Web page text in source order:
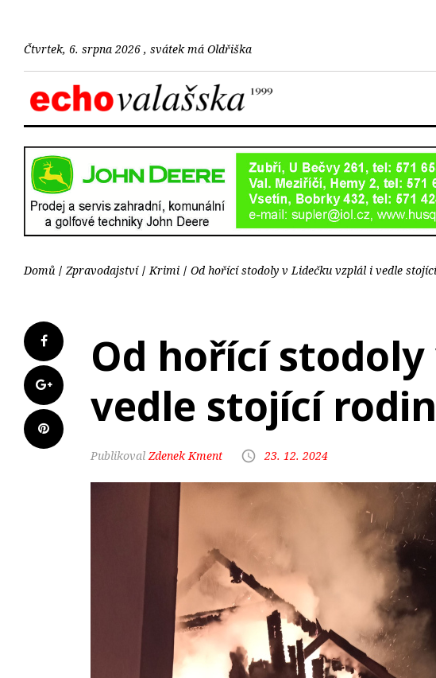
Čtvrtek, 6. srpna 2026 , svátek má Oldřiška
Domů Zpravodajství Krimi Od hořící stodoly v Lidečku vzplál i vedle
Od hořící
vedle stojící
Zdenek Kment 23. 12. 2024